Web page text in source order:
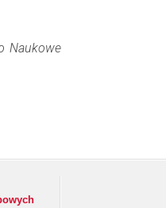
Naukowe